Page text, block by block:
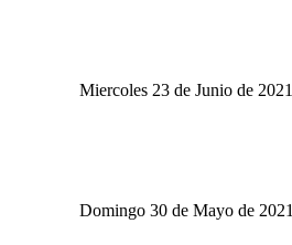
Miercoles 23 de Junio de 2021
Domingo 30 de Mayo de 2021